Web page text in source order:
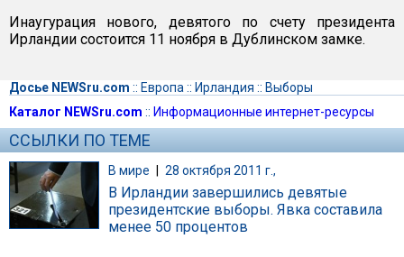
Инаугурация нового, девятого по счету президента
Ирландии состоится 11 ноября в Дублинском замке.
Досье NEWSru.com :: Европа :: Ирландия :: Выборы
Каталог NEWSru.com :: Информационные интернет-ресурсы
ССЫЛКИ ПО ТЕМЕ
В мире | 28 октября 2011 г.,
В Ирландии завершились девятые
президентские выборы. Явка составила
менее 50 процентов